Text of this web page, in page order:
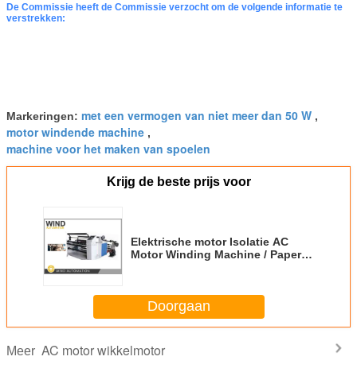
De Commissie heeft de Commissie verzocht om de volgende informatie te
verstrekken:
Markeringen: met een vermogen van niet meer dan 50 W ,
motor windende machine ,
machine voor het maken van spoelen
Krijg de beste prijs voor
Elektrische motor Isolatie AC
Motor Winding Machine / Paper
Doorgaan
Meer AC motor wikkelmotor